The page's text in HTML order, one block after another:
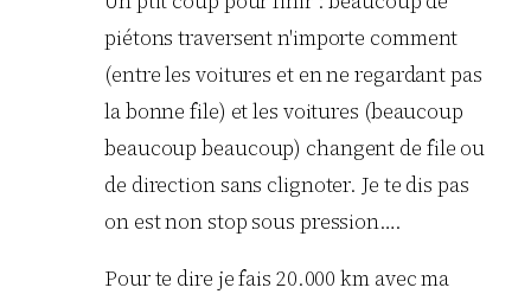
piétons traversent n'importe comment
(entre les voitures et en ne regardant pas
la bonne file) et les voitures (beaucoup
beaucoup beaucoup) changent de file ou
de direction sans clignoter. Je te dis pas
on est non stop sous pression….
Pour te dire je fais 20.000 km avec ma